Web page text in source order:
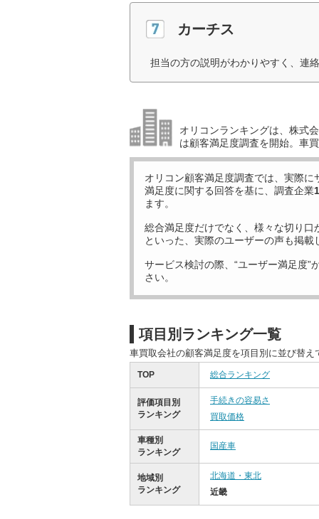
カーチス
担当の方の説明がわかりやすく、連
オリコンランキングは、株式
は顧客満足度調査を開始。車
オリコン顧客満足度調査では、実際に
満足度に関する回答を基に、調査企業
ます。
総合満足度だけでなく、様々な切り口
といった、実際のユーザーの声も掲載
サービス検討の際、“ユーザー満足度”
さい。
項目別ランキング一覧
車買取会社の顧客満足度を項目別に並び替
TOP 総合ランキング
評価項目別
ランキング
手続きの容易さ
買取価格
車種別
ランキング
国産車
地域別
ランキング
北海道・東北
近畿